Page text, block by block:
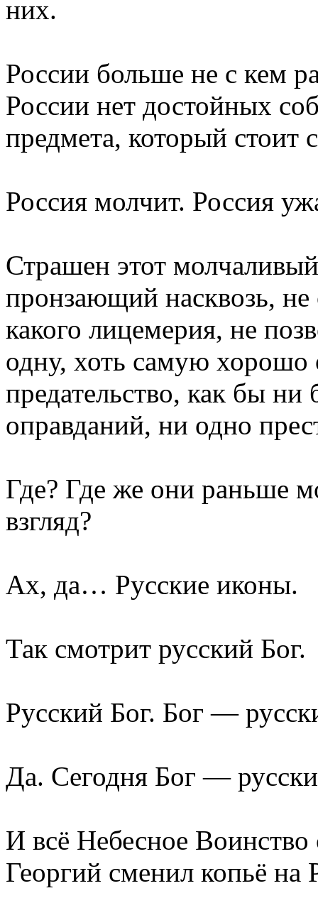
них.
России больше не с кем
России нет достойных
предмета, который стоит
Россия молчит. Россия
Страшен этот
пронзающий насквозь,
какого лицемерия, не
одну, хоть самую
предательство, как бы
оправданий, ни одно
Где? Где же они раньше
взгляд?
Ах, да… Русские иконы.
Так смотрит русский Бог.
Русский Бог. Бог —
Да. Сегодня Бог —
И всё Небесное
Георгий сменил копьё